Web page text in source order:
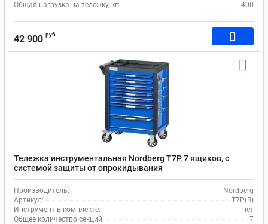
Общая нагрузка на тележку, кг:
400
42 900 руб
Тележка инструментальная Nordberg T7P, 7 ящиков, с
системой защиты от опрокидывания
Производитель:
Nordberg
Артикул:
T7P(B)
Инструмент в комплекте:
нет
Общее количество секций:
7